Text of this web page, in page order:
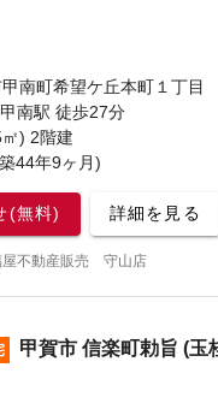
南町希望ケ丘本町１丁目
南駅 徒歩27分
) 2階建
44年9ヶ月)
(無料) 詳細を見る
屋不動産販売 守山店
甲賀市 信楽町勅旨 (玉